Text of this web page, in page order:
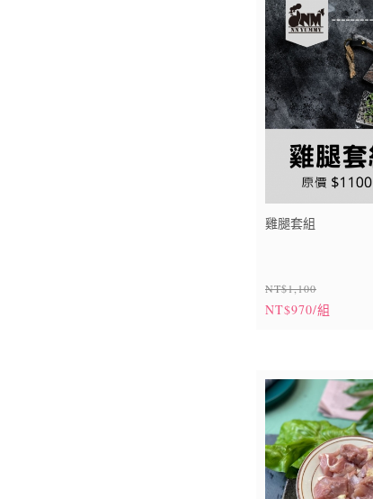
雞腿套組
NT$1,100
NT$970/組